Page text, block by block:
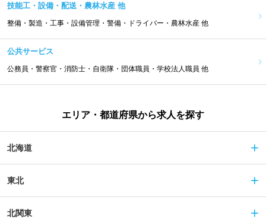
技能工・設備・配送・農林水産 他
整備・製造・工事・設備管理・警備・ドライバー・農林水産 他
公共サービス
公務員・警察官・消防士・自衛隊・団体職員・学校法人職員 他
エリア・都道府県から求人を探す
北海道
東北
北関東